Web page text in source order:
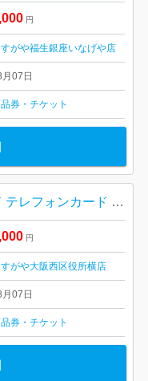
円
がや福生銀座いなげや店
07日
券・チケット
テレホンカード テレフォンカード テレカ 50度数
円
がや大阪西区役所横店
07日
券・チケット